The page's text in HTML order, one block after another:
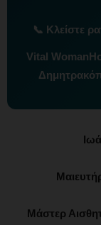
📞 Κλείστε
Vital
Μάστερ